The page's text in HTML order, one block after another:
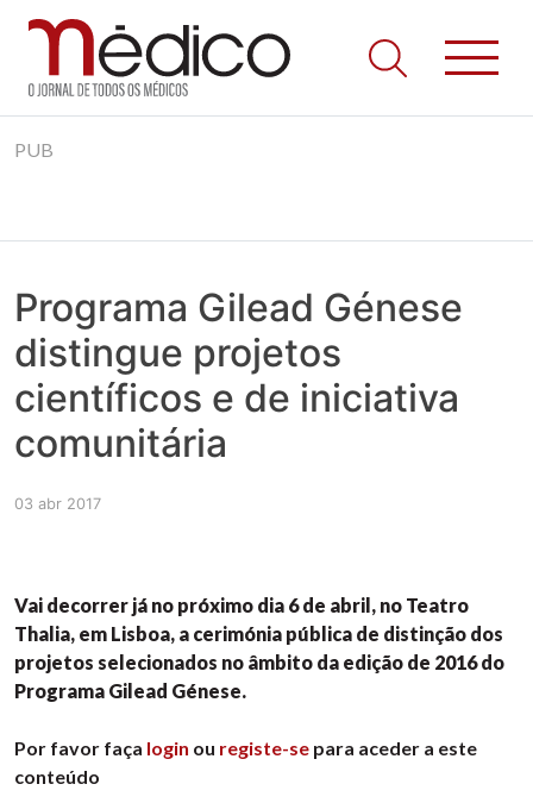
to
Jornal Médico
Médico – O Jornal de Todos os Médicos. Onde as notícias
realmente contam! Tudo o que se passa na Saúde!
PUB
Programa Gilead Génese
distingue projetos
científicos e de iniciativa
comunitária
03 abr 2017
Vai decorrer já no próximo dia 6 de abril, no Teatro
Thalia, em Lisboa, a cerimónia pública de distinção dos
projetos selecionados no âmbito da edição de 2016 do
Programa Gilead Génese.
Por favor faça login ou registe-se para aceder a este
conteúdo